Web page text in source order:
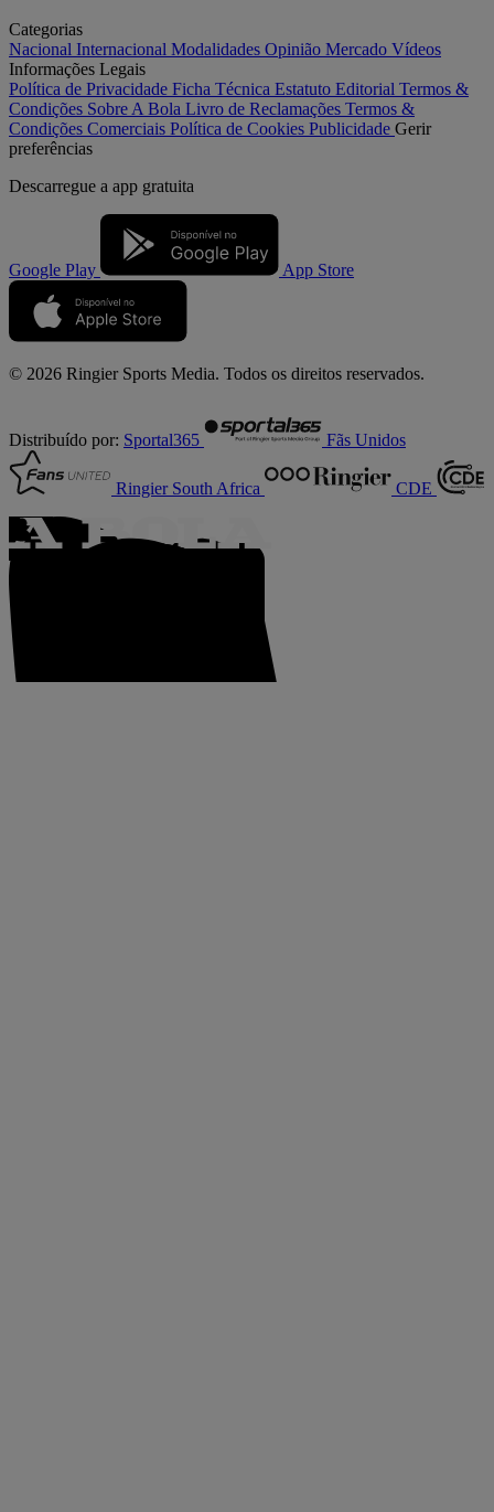
Categorias
Nacional Internacional Modalidades Opinião Mercado Vídeos
Informações Legais
Política de Privacidade Ficha Técnica Estatuto Editorial Termos &
Condições Sobre A Bola Livro de Reclamações Termos &
Condições Comerciais Política de Cookies Publicidade Gerir
preferências
Descarregue a app gratuita
Google Play App Store
© 2026 Ringier Sports Media. Todos os direitos reservados.
Distribuído por: Sportal365 Fãs Unidos
Ringier South Africa CDE